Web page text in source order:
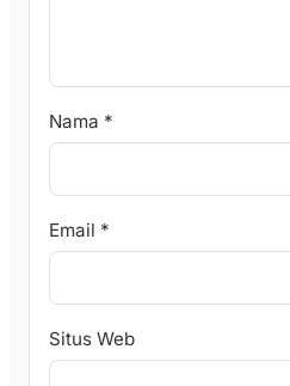
Nama *
Email *
Situs Web